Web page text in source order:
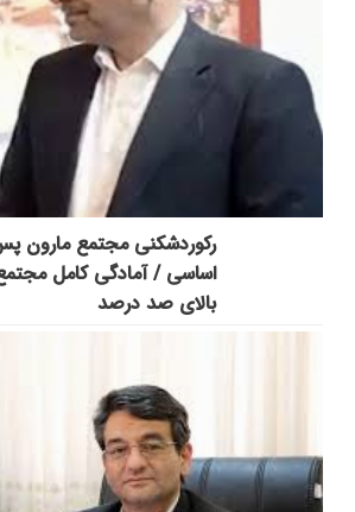
رکوردشکنی مجتمع مارون
اساسی / آمادگی کامل
بالای صد درصد